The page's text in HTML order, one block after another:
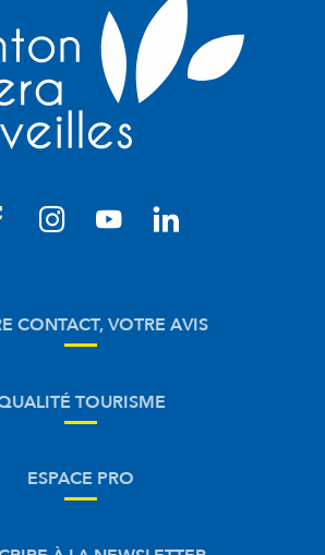
CONTACT, VOTRE AVIS
TOURISME
ESPACE PRO